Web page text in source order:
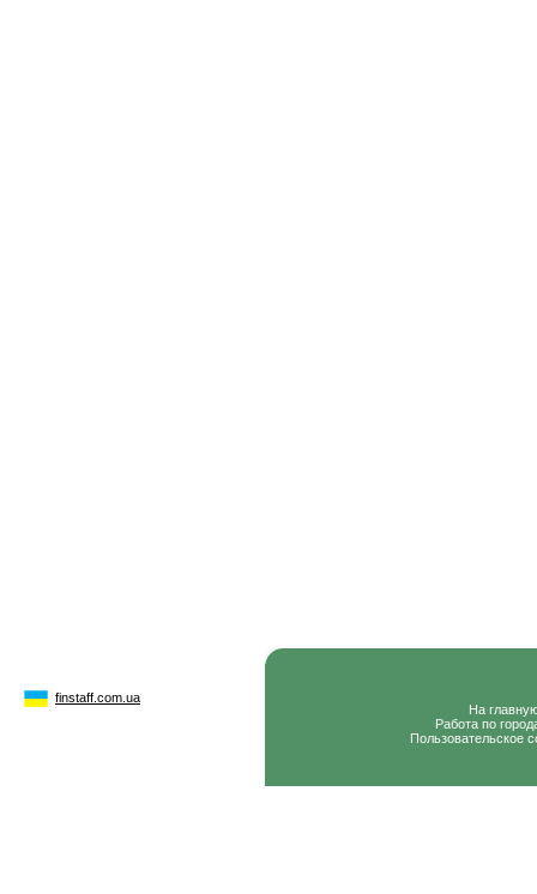
finstaff.com.ua
На
Работа по
Пользовательское